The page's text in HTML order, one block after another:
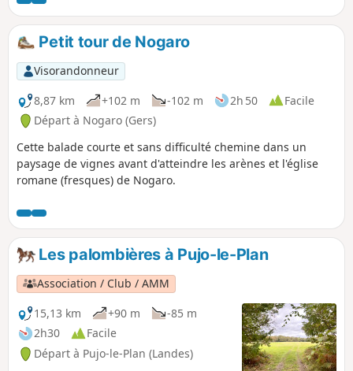
Petit tour de Nogaro
Visorandonneur
8,87 km
+102 m -102 m 2h 50
Facile
Départ à Nogaro (Gers)
Cette balade courte et sans difficulté chemine dans un
paysage de vignes avant d'atteindre les arènes et l'église
romane (fresques) de Nogaro.
Les palombières à Pujo-le-Plan
Association / Club / AMM
15,13 km
+90 m
-85 m
2h30
Facile
Départ à Pujo-le-Plan (Landes)